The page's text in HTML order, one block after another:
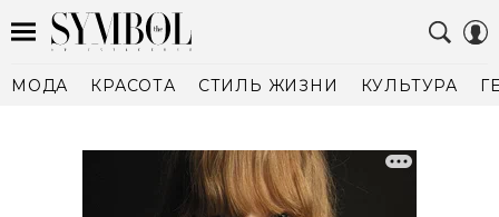
МОДА КРАСОТА СТИЛЬ ЖИЗНИ КУЛЬТУРА